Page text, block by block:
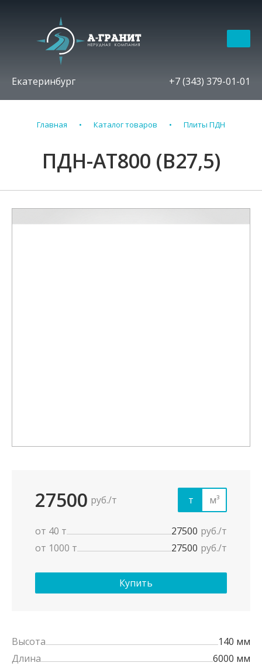
Екатеринбург +7 (343) 379-01-01
Главная Каталог товаров Плиты ПДН
ПДН-АТ800 (В27,5)
Высота
140 мм
Длина
6000 мм
27500 руб./т т м³
от 40 т 27500 руб./т
от 1000 т
27500 руб./т
Купить